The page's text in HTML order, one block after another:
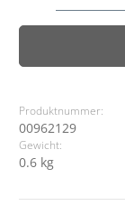
Produktnummer:
00962129
Gewicht:
0.6 kg